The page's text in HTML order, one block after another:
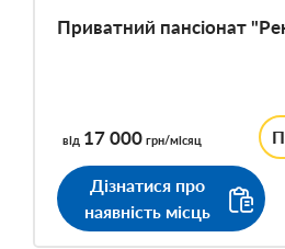
Приватний пансіонат
від 17 000 грн/місяц
Дізнатися про
наявність місць